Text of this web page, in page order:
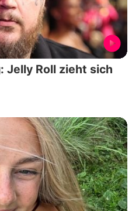
Jelly Roll zieht sich